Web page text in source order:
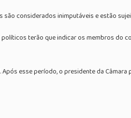
considerados inimputáveis e estão
terão que indicar os membros do
esse período, o presidente da